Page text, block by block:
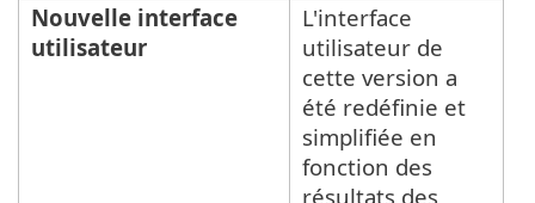
Nouvelle interface
utilisateur
L'interface
utilisateur de
cette version a
été redéfinie et
simplifiée en
fonction des
résultats des